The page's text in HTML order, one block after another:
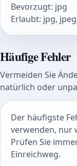
Bevorzugt: jpg
Erlaubt: jpg,
Häufige Fehler
Vermeiden Sie
natürlich oder
Der häufigste
verwenden, nur
Prüfen Sie
Einreichweg.